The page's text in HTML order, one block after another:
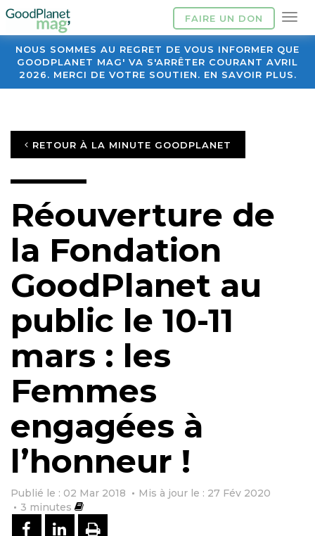
FAIRE UN DON
NOUS SOMMES AU REGRET DE VOUS INFORMER QUE
GOODPLANET MAG' VA S'ARRÊTER COURANT AVRIL
2026. MERCI DE VOTRE SOUTIEN. EN SAVOIR PLUS.
RETOUR À LA MINUTE GOODPLANET
Réouverture de
la Fondation
GoodPlanet au
public le 10-11
mars : les
Femmes
engagées à
l’honneur !
Publié le : 02 Mar 2018
Mis à jour le : 27 Fév 2020
3 minutes
PARTAGER SUR FACEBOOK
PARTAGER SUR LINKEDIN
IMPRIMER